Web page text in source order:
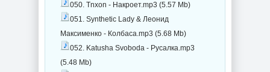
050. Tnxon - Накроет.mp3 (5.57 Mb)
051. Synthetic Lady & Леонид
Максименко - Колбаса.mp3 (5.68 Mb)
052. Katusha Svoboda - Русалка.mp3
(5.48 Mb)